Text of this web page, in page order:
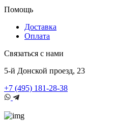
Помощь
Доставка
Оплата
Связаться с нами
5-й Донской проезд, 23
+7 (495) 181-28-38